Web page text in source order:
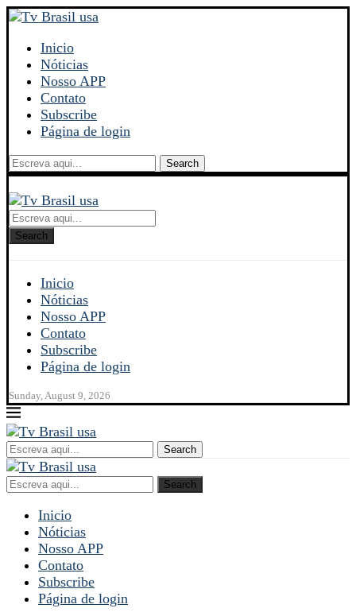
Inicio
Nóticias
Nosso APP
Contato
Subscribe
Página de login
Search
Search
Inicio
Nóticias
Nosso APP
Contato
Subscribe
Página de login
Sunday, August 9, 2026
Search
Search
Inicio
Nóticias
Nosso APP
Contato
Subscribe
Página de login